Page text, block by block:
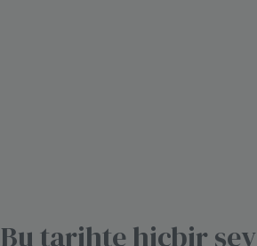
Bu tarihte hiçbir şey